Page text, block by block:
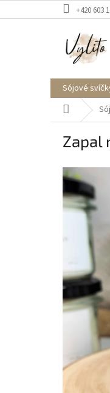
na
+420 603
Sójové
Domů
Zapal